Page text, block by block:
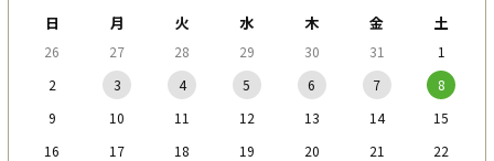
日 月 火 水 木 金 土
26 27 28 29 30 31
1
2
3 4 5 6 7
8
9
10 11 12 13 14
15
16
17 18 19 20 21
22